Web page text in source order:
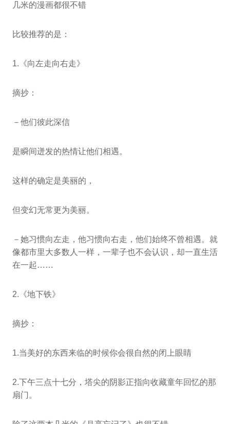
几米的漫画都很不错
比较推荐的是：
1.《向左走向右走》
摘抄：
－他们彼此深信
是瞬间迸发的热情让他们相遇。
这样的确定是美丽的，
但变幻无常更为美丽。
－她习惯向左走，他习惯向右走，他们始终不曾相遇。就
像都市里大多数人一样，一辈子也不会认识，却一直生活
在一起……
2.《地下铁》
摘抄：
1.当美好的东西来临的时候你会很自然的闭上眼睛
2.下午三点十七分，塔尖的阴影正指向收藏童年回忆的那
扇门。